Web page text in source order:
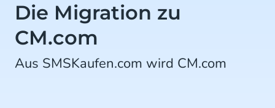
Die Migration zu
CM.com
Aus SMSKaufen.com wird CM.com